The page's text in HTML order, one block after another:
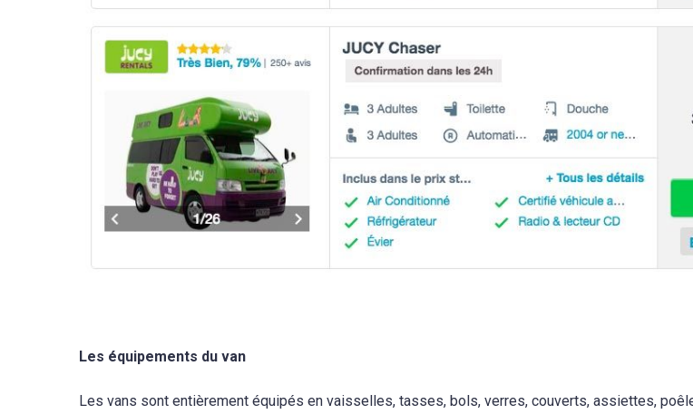
Les équipements du van
Les vans sont entièrement équipés en vaisselles, tasses, bols, verres, couverts, assiettes,